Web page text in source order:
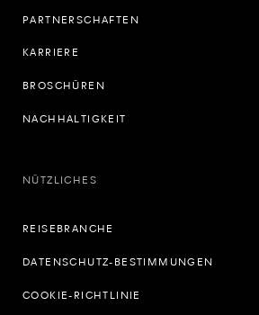
PARTNERSCHAFTEN
KARRIERE
BROSCHÜREN
NACHHALTIGKEIT
NÜTZLICHES
REISEBRANCHE
DATENSCHUTZ-BESTIMMUNGEN
COOKIE-RICHTLINIE